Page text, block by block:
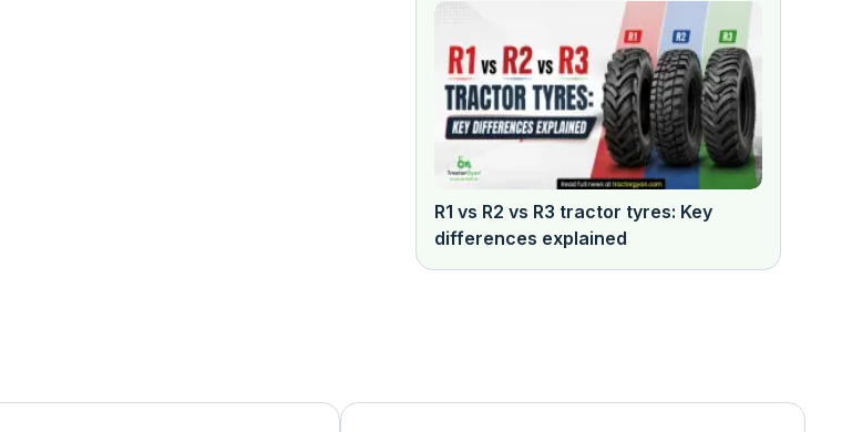
R1 vs R2 vs R3 tractor tyres: Key
differences explained